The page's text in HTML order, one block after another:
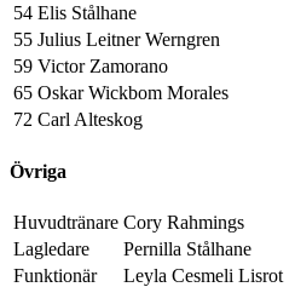
54 Elis Stålhane
55 Julius Leitner Werngren
59 Victor Zamorano
65 Oskar Wickbom Morales
72 Carl Alteskog
Övriga
Huvudtränare Cory Rahmings
Lagledare
Pernilla Stålhane
Funktionär
Leyla Cesmeli Lisrot